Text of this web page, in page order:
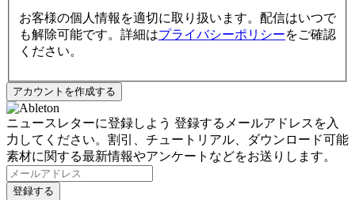
お客様の個人情報を適切に取り扱います。配信はいつで
も解除可能です。詳細はプライバシーポリシーをご確認
ください。
ニュースレターに登録しよう 登録するメールアドレスを入
力してください。割引、チュートリアル、ダウンロード可能
素材に関する最新情報やアンケートなどをお送りします。